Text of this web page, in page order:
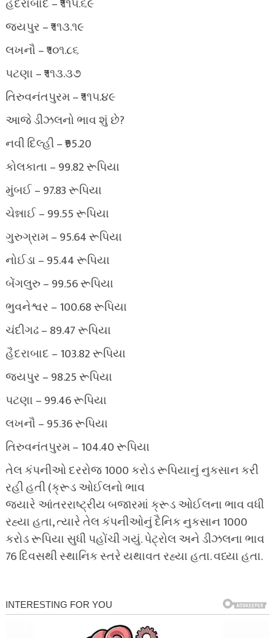
હૈદરાબાદ – ₹૧૧૫.૬૯
જયપુર – ₹૧૧૩.૧૯
લખનૌ – ₹૧૦૧.૮૬
પટણા – ₹૧૧૩.૩૭
તિરુવનંતપુરમ – ₹૧૧૫.૪૯
આજે ડીઝલનો ભાવ શું છે?
નવી દિલ્હી – ₹95.20
કોલકાતા – 99.82 રૂપિયા
મુંબઈ – 97.83 રૂપિયા
ચેન્નાઈ – 99.55 રૂપિયા
ગુરુગ્રામ – 95.64 રૂપિયા
નોઈડા – 95.44 રૂપિયા
બેંગલુરુ – 99.56 રૂપિયા
ભુવનેશ્વર – 100.68 રૂપિયા
ચંદીગઢ – 89.47 રૂપિયા
હૈદરાબાદ – 103.82 રૂપિયા
જયપુર – 98.25 રૂપિયા
પટણા – 99.46 રૂપિયા
લખનૌ – 95.36 રૂપિયા
તિરુવનંતપુરમ – 104.40 રૂપિયા
તેલ કંપનીઓ દરરોજ 1000 કરોડ રૂપિયાનું નુકસાન કરી
રહી હતી (ક્રૂડ ઓઈલનો ભાવ
જ્યારે આંતરરાષ્ટ્રીય બજારમાં ક્રૂડ ઓઈલના ભાવ વધી
રહ્યા હતા, ત્યારે તેલ કંપનીઓનું દૈનિક નુકસાન 1000
કરોડ રૂપિયા સુધી પહોંચી ગયું. પેટ્રોલ અને ડીઝલના ભાવ
76 દિવસથી સ્થાનિક સ્તરે યથાવત રહ્યા હતા. વધ્યા હતા.